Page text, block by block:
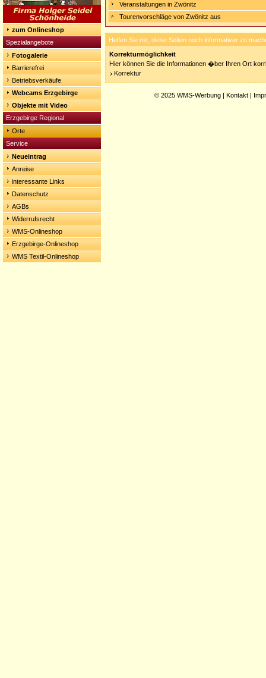
zum Onlineshop
Spezialangebote
Fotogalerie
Barrierefrei
Betriebsverkäufe
Webcams Erzgebirge
Objekte mit Video
Erzgebirge Regional
Orte
Service
Neueintrag
Anreise
interessante Links
Datenschutz
AGBs
Widerrufsrecht
WMS-Onlineshop
Erzgebirge-Onlineshop
WMS Textil-Onlineshop
Veranstaltungen in Zwönitz
Tourenvorschläge von Zwönitz aus
Helfen Sie mit, diese Seiten noch informativer zu
Korrekturmöglichkeit
Hier können Sie die Informationen �ber Ihren Ort
Korrektur
© 2025 WMS-Werbung | Kontakt |